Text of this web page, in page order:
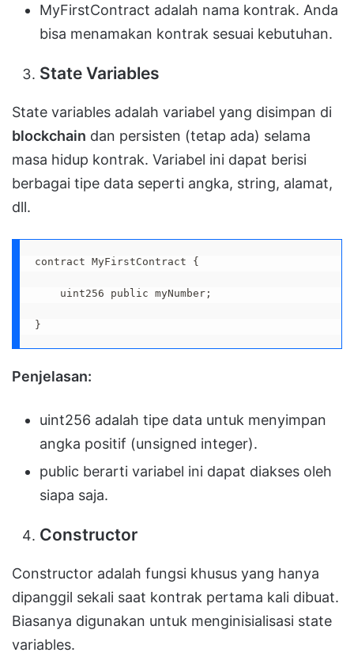
MyFirstContract adalah nama kontrak. Anda
bisa menamakan kontrak sesuai kebutuhan.
State Variables
State variables adalah variabel yang disimpan di
blockchain dan persisten (tetap ada) selama
masa hidup kontrak. Variabel ini dapat berisi
berbagai tipe data seperti angka, string, alamat,
dll.
contract MyFirstContract {
uint256 public myNumber;
}
Penjelasan:
uint256 adalah tipe data untuk menyimpan
angka positif (unsigned integer).
public berarti variabel ini dapat diakses oleh
siapa saja.
Constructor
Constructor adalah fungsi khusus yang hanya
dipanggil sekali saat kontrak pertama kali dibuat.
Biasanya digunakan untuk menginisialisasi state
variables.